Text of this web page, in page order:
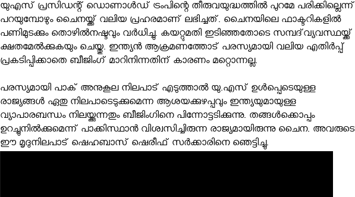
യുഎസ് പ്രസിഡന്റ് ഡൊണാള്‍ഡ് ട്രംപിന്റെ തീരുവയുദ്ധത്തില്‍ പുറമേ പരിക്കില്ലെന്ന്
പറയുമ്പോഴും ചൈനയ്ക്ക് വലിയ പ്രഹരമാണ് ലഭിച്ചത്. ചൈനയിലെ ഫാക്ടറികളില്‍
പണിമുടക്കും തൊഴില്‍നഷ്ടവും വര്‍ധിച്ചു. കയറ്റുമതി ഇടിഞ്ഞതോടെ സമ്പദ്‌വ്യവസ്ഥയ്ക്ക്
ക്ഷതമേല്‍ക്കുകയും ചെയ്തു. ഇന്ത്യന്‍ ആക്രമണത്തോട് പരസ്യമായി വലിയ എതിര്‍പ്പ്
പ്രകടിപ്പിക്കാതെ ബീജിംഗ് മാറിനിന്നതിന് കാരണം മറ്റൊന്നല്ല.
പരസ്യമായി പാക് അനുകൂല നിലപാട് എടുത്താല്‍ യു.എസ് ഉള്‍പ്പെടെയുള്ള
രാജ്യങ്ങള്‍ ഏതു നിലപാടെടുക്കുമെന്ന ആശയക്കുഴപ്പവും ഇന്ത്യയുമായുള്ള
വ്യാപാരബന്ധം നിലയ്ക്കുന്നതും ബീജിംഗിനെ പിന്നോട്ടടിക്കുന്നു. തങ്ങള്‍ക്കൊപ്പം
ഉറച്ചുനില്‍ക്കുമെന്ന് പാക്കിസ്ഥാന്‍ വിശ്വസിച്ചിരുന്ന രാജ്യമായിരുന്നു ചൈന. അവരുടെ
ഈ മൃദുനിലപാട് ഷെഹബാസ് ഷെരീഫ് സര്‍ക്കാരിനെ ഞെട്ടിച്ചു.